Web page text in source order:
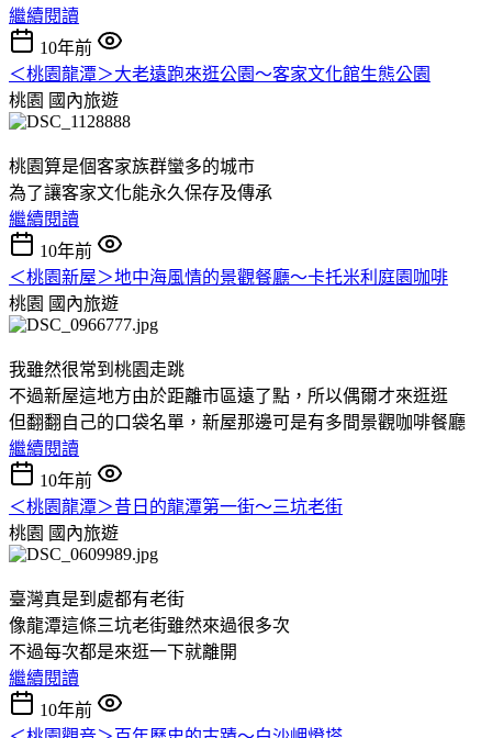
繼續閱讀
10年前
＜桃園龍潭＞大老遠跑來逛公園～客家文化館生態公園
桃園 國內旅遊
桃園算是個客家族群蠻多的城市
為了讓客家文化能永久保存及傳承
繼續閱讀
10年前
＜桃園新屋＞地中海風情的景觀餐廳～卡托米利庭園咖啡
桃園 國內旅遊
我雖然很常到桃園走跳
不過新屋這地方由於距離市區遠了點，所以偶爾才來逛逛
但翻翻自己的口袋名單，新屋那邊可是有多間景觀咖啡餐廳
繼續閱讀
10年前
＜桃園龍潭＞昔日的龍潭第一街～三坑老街
桃園 國內旅遊
臺灣真是到處都有老街
像龍潭這條三坑老街雖然來過很多次
不過每次都是來逛一下就離開
繼續閱讀
10年前